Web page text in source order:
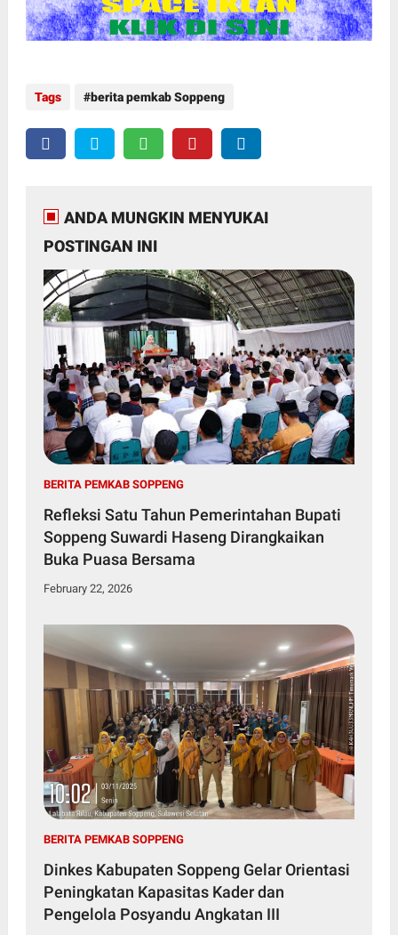
Tags berita pemkab Soppeng
ANDA MUNGKIN MENYUKAI
POSTINGAN INI
BERITA PEMKAB SOPPENG
Refleksi Satu Tahun Pemerintahan Bupati
Soppeng Suwardi Haseng Dirangkaikan
Buka Puasa Bersama
February 22, 2026
BERITA PEMKAB SOPPENG
Dinkes Kabupaten Soppeng Gelar Orientasi
Peningkatan Kapasitas Kader dan
Pengelola Posyandu Angkatan III